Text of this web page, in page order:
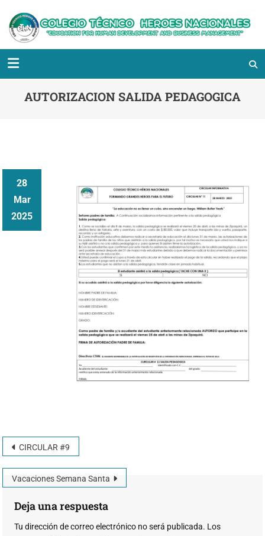
AUTORIZACION SALIDA PEDAGOGICA
28
Mar
2025
CIRCULAR #9
Vacaciones Semana Santa
Deja una respuesta
Tu dirección de correo electrónico no será publicada. Los